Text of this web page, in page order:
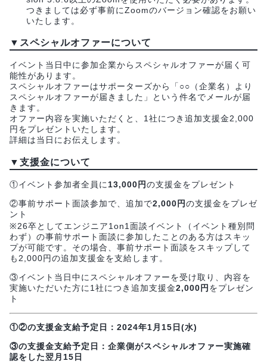
つきましては必ず事前にZoomのバージョン確認をお願い
いたします。
▼スペシャルオファーについて
イベント当日中に参加企業からスペシャルオファーが届く可
能性があります。
スペシャルオファーはサポーターズから「○○（企業名）より
スペシャルオファーが届きました」という件名でメールが届
きます。
オファー内容を実施いただくと、1社につき追加支援金2,000
円をプレゼントいたします。
詳細は当日にお伝えします。
▼支援金について
①イベント参加者全員に 13,000円の支援金をプレゼント
②事前サポート面談参加で、追加で2,000円の支援金をプレゼ
ント
※26卒としてエンジニア1on1面談イベント（イベント種別問
わず）の事前サポート面談に参加したことのある方はスキッ
プが可能です。その場合、事前サポート面談をスキップして
も2,000円の追加支援金を支給します。
③イベント当日中にスペシャルオファーを受け取り、内容を
実施いただいた方に1社につき追加支援金2,000円 をプレゼン
ト
①②の支援金支給予定日：2024年1月15日(水)
③の支援金支給予定日：企業側がスペシャルオファー実施確
認をした翌月15日